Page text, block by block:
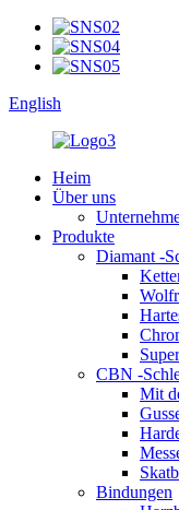
English
Heim
Über uns
Produkte
Diamant -
CBN -
Mit
Bindungen